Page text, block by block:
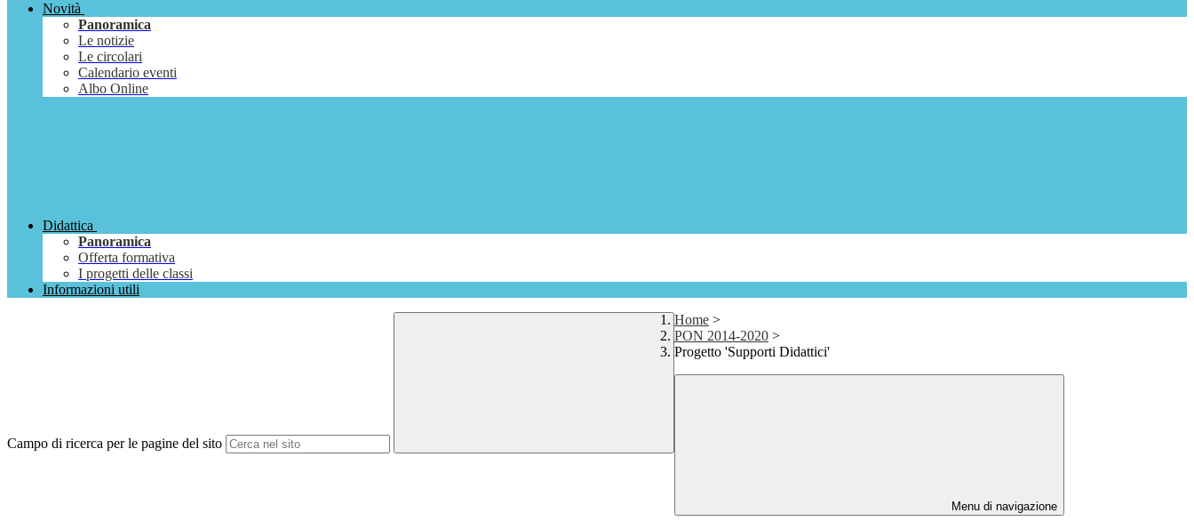
Novità
Panoramica
Le notizie
Le circolari
Calendario eventi
Albo Online
Didattica
Panoramica
Offerta formativa
I progetti delle classi
Informazioni utili
Campo di ricerca per le pagine del sito
Home >
PON 2014-2020 >
Progetto 'Supporti Didattici'
Menu di navigazione